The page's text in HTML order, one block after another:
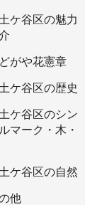
ケ谷区の魅力
がや花憲章
ケ谷区の歴史
ケ谷区のシン
マーク・木・
ケ谷区の自然
他